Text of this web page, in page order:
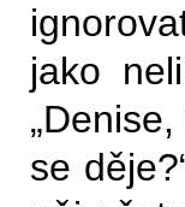
jako
se